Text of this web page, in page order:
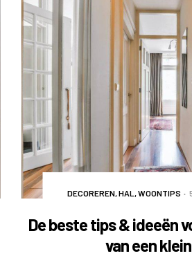
DECOREREN,HAL,WOONTIPS
De beste tips & ideeën
van een